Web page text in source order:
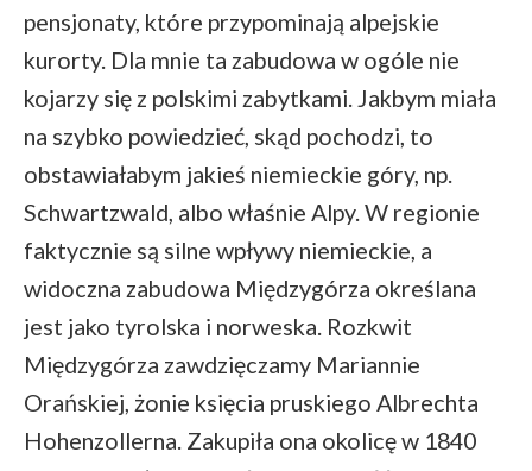
pensjonaty, które przypominają alpejskie
kurorty. Dla mnie ta zabudowa w ogóle nie
kojarzy się z polskimi zabytkami. Jakbym miała
na szybko powiedzieć, skąd pochodzi, to
obstawiałabym jakieś niemieckie góry, np.
Schwartzwald, albo właśnie Alpy. W regionie
faktycznie są silne wpływy niemieckie, a
widoczna zabudowa Międzygórza określana
jest jako tyrolska i norweska. Rozkwit
Międzygórza zawdzięczamy Mariannie
Orańskiej, żonie księcia pruskiego Albrechta
Hohenzollerna. Zakupiła ona okolicę w 1840